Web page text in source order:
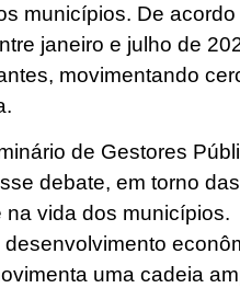
municípios. De acordo
janeiro e julho de
movimentando
de Gestores
debate, em torno das
vida dos municípios.
uma cadeia